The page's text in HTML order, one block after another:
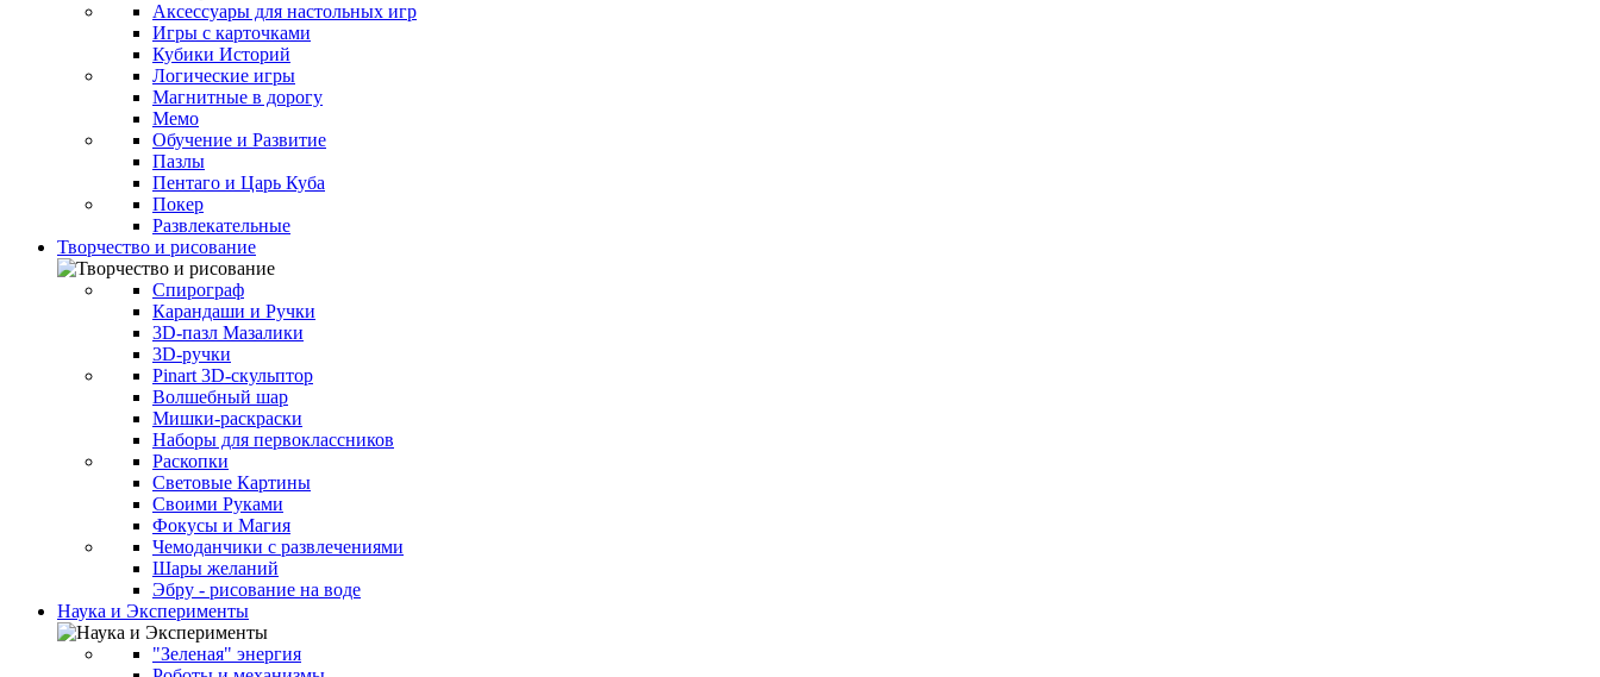
Аксессуары для настольных игр
Игры с карточками
Кубики Историй
Логические игры
Магнитные в дорогу
Мемо
Обучение и Развитие
Пазлы
Пентаго и Царь Куба
Покер
Развлекательные
Творчество и рисование
Спирограф
Карандаши и Ручки
3D-пазл Мазалики
3D-ручки
Pinart 3D-скульптор
Волшебный шар
Мишки-раскраски
Наборы для первоклассников
Раскопки
Световые Картины
Своими Руками
Фокусы и Магия
Чемоданчики с развлечениями
Шары желаний
Эбру - рисование на воде
Наука и Эксперименты
"Зеленая" энергия